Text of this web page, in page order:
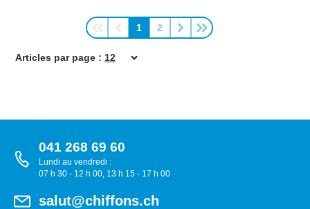
Page
1
Page
2
Articles par page :
041 268 69 60
Lundi au vendredi :
07 h 30 - 12 h 00, 13 h 15 - 17 h 00
salut@chiffons.ch